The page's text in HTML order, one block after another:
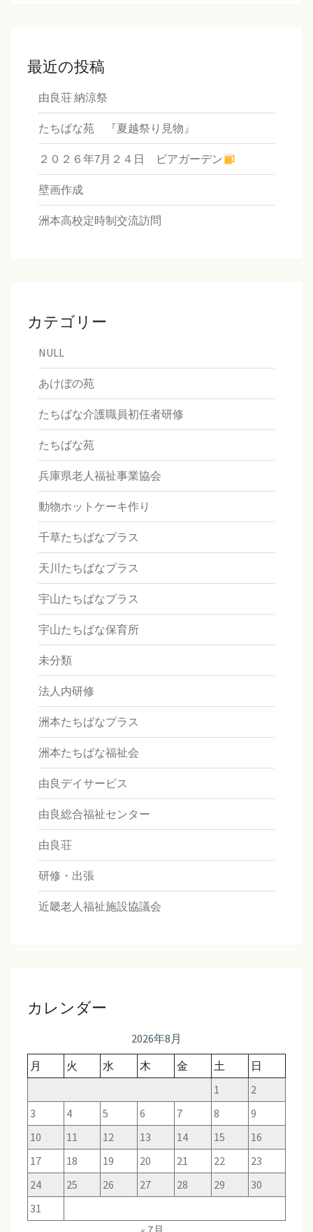
最近の投稿
由良荘 納涼祭
たちばな苑 『夏越祭り見物』
２０２６年7月２４日 ビアガーデン
壁画作成
洲本高校定時制交流訪問
カテゴリー
NULL
あけぼの苑
たちばな介護職員初任者研修
たちばな苑
兵庫県老人福祉事業協会
動物ホットケーキ作り
千草たちばなプラス
天川たちばなプラス
宇山たちばなプラス
宇山たちばな保育所
未分類
法人内研修
洲本たちばなプラス
洲本たちばな福祉会
由良デイサービス
由良総合福祉センター
由良荘
研修・出張
近畿老人福祉施設協議会
カレンダー
2026年8月
月
火 水 木 金 土
日
1
2
3
4 5 6 7 8
9
10
11 12 13 14 15
16
17
18 19 20 21 22
23
24
25 26 27 28 29
30
31